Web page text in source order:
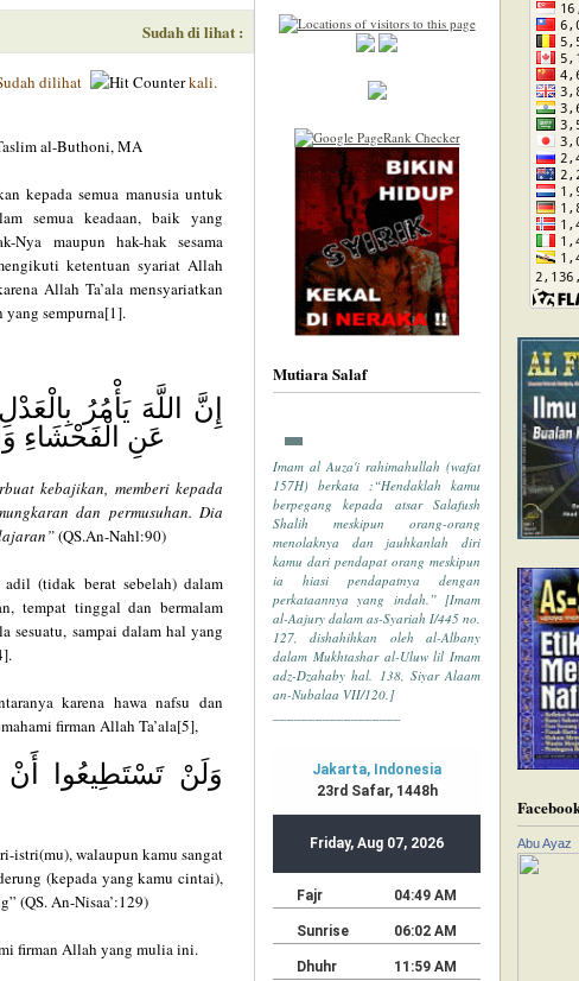
Sudah di lihat :
dilihat kali.
al-Buthoni, MA
kepada semua manusia untuk
semua keadaan, baik yang
Nya maupun hak-hak sesama
ketentuan syariat Allah
Allah Ta’ala mensyariatkan
yang sempurna[1].
إِنَّ اللَّهَ يَأْمُرُ
عَنِ الْفَحْشَاءِ
kebajikan, memberi kepada
dan permusuhan. Dia
(QS.An-Nahl:90)
(tidak berat sebelah) dalam
tempat tinggal dan bermalam
sesuatu, sampai dalam hal yang
karena hawa nafsu dan
firman Allah Ta’ala[5],
وَلَنْ تَسْتَطِيعُوا أَنْ
istri(mu), walaupun kamu sangat
(kepada yang kamu cintai),
(QS. An-Nisaa’:129)
firman Allah yang mulia ini.
Mutiara Salaf
Imam al Auza'i rahimahullah (wafat
157H) berkata :“Hendaklah kamu
berpegang kepada atsar Salafush
Shalih meskipun orang-orang
menolaknya dan jauhkanlah diri
kamu dari pendapat orang meskipun
ia hiasi pendapatnya dengan
perkataannya yang indah.” [Imam
al-Aajury dalam as-Syariah I/445 no.
127, dishahihkan oleh al-Albany
dalam Mukhtashar al-Uluw lil Imam
adz-Dzahaby hal. 138, Siyar Alaam
an-Nubalaa VII/120.]
Abu Ayaz